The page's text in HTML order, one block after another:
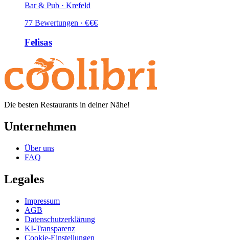
Bar & Pub · Krefeld
77 Bewertungen · €€€
Felisas
Die besten Restaurants in deiner Nähe!
Unternehmen
Über uns
FAQ
Legales
Impressum
AGB
Datenschutzerklärung
KI-Transparenz
Cookie-Einstellungen